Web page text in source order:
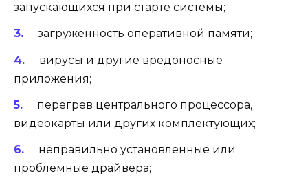
запускающихся при старте системы;
загруженность оперативной памяти;
вирусы и другие вредоносные
приложения;
перегрев центрального процессора,
видеокарты или других комплектующих;
неправильно установленные или
проблемные драйвера;